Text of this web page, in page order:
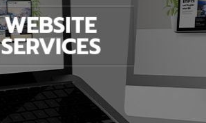
WEBSITE
SERVICES